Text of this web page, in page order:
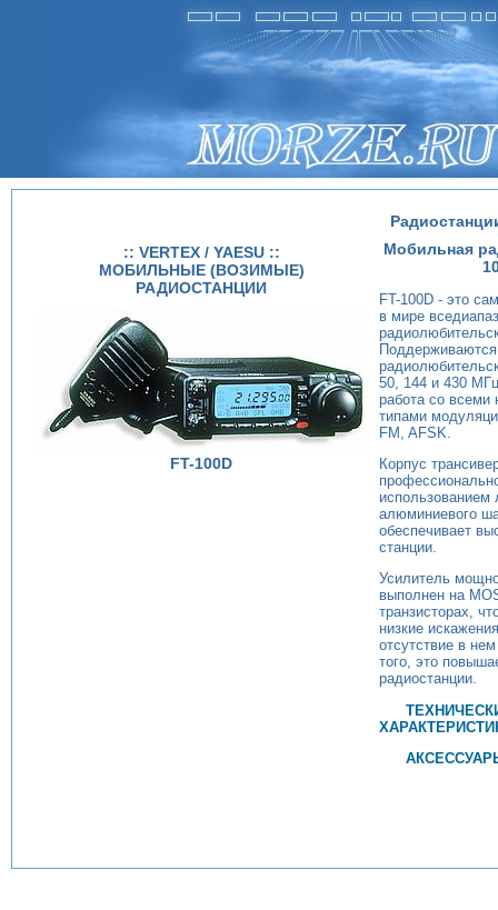
:: VERTEX / YAESU ::
МОБИЛЬНЫЕ (ВОЗИМЫЕ)
РАДИОСТАНЦИИ
FT-100D
Мобильная
FT-100D - это
в мире
50, 144 и 430
работа со
типами
FM, AFSK.
Корпус
использованием
алюминиевого
обеспечивает
станции.
Усилитель
выполнен на
транзисторах,
низкие
отсутствие в
того, это
радиостанции.